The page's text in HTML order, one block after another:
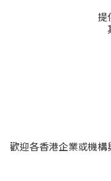
提
歡迎各香港企業或機